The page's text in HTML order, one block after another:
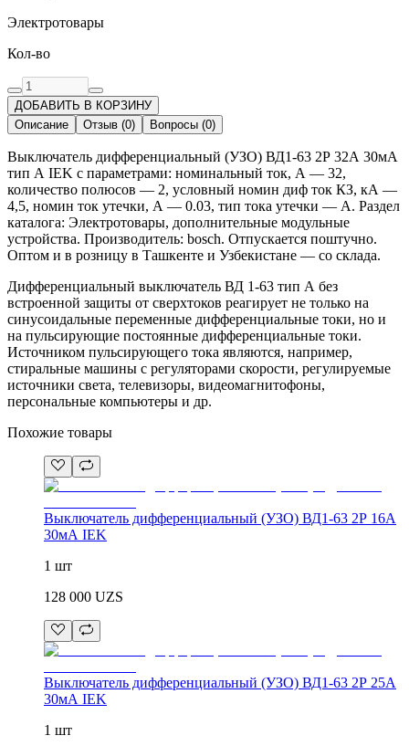
Электротовары
Кол-во
ДОБАВИТЬ В КОРЗИНУ
Описание
Отзыв (0) Вопросы (0)
Выключатель дифференциальный (УЗО) ВД1-63 2Р 32А 30мА
тип А IEK с параметрами: номинальный ток, А — 32,
количество полюсов — 2, условный номин диф ток КЗ, кА —
4,5, номин ток утечки, А — 0.03, тип тока утечки — A. Раздел
каталога: Электротовары, дополнительные модульные
устройства. Производитель: bosch. Отпускается поштучно.
Оптом и в розницу в Ташкенте и Узбекистане — со склада.
Дифференциальный выключатель ВД 1-63 тип А без
встроенной защиты от сверхтоков реагирует не только на
синусоидальные переменные дифференциальные токи, но и
на пульсирующие постоянные дифференциальные токи.
Источником пульсирующего тока являются, например,
стиральные машины с регуляторами скорости, регулируемые
источники света, телевизоры, видеомагнитофоны,
персональные компьютеры и др.
Похожие товары
Выключатель дифференциальный (УЗО) ВД1-63 2Р 16А
30мА IEK
1 шт
128 000 UZS
Выключатель дифференциальный (УЗО) ВД1-63 2Р 25А
30мА IEK
1 шт